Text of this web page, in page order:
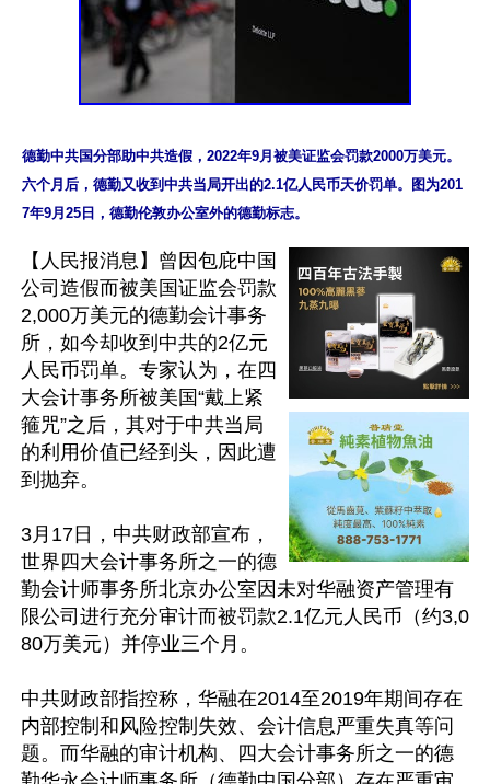
德勤中共国分部助中共造假，2022年9月被美证监会罚款2000万美元。
六个月后，德勤又收到中共当局开出的2.1亿人民币天价罚单。图为201
7年9月25日，德勤伦敦办公室外的德勤标志。
【人民报消息】曾因包庇中国
公司造假而被美国证监会罚款
2,000万美元的德勤会计事务
所，如今却收到中共的2亿元
人民币罚单。专家认为，在四
大会计事务所被美国“戴上紧
箍咒”之后，其对于中共当局
的利用价值已经到头，因此遭
到抛弃。
3月17日，中共财政部宣布，
世界四大会计事务所之一的德
勤会计师事务所北京办公室因未对华融资产管理有
限公司进行充分审计而被罚款2.1亿元人民币（约3,0
80万美元）并停业三个月。
中共财政部指控称，华融在2014至2019年期间存在
内部控制和风险控制失效、会计信息严重失真等问
题。而华融的审计机构、四大会计事务所之一的德